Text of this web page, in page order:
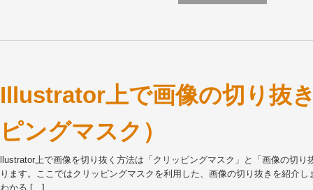
Illustrator上で画像の切り抜
ピングマスク）
llustrator上で画像を切り抜く方法は「クリッピングマスク」と「画像の切り
ります。ここではクリッピングマスクを利用した、画像の切り抜きを紹介
わかる […]